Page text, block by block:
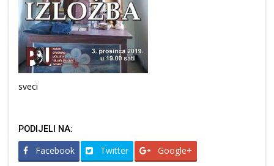
sveci
PODIJELI NA:
Facebook Twitter Google+